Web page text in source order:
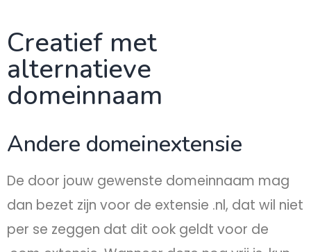
Creatief met
alternatieve
domeinnaam
Andere domeinextensie​
De door jouw gewenste domeinnaam mag
dan bezet zijn voor de extensie .nl, dat wil niet
per se zeggen dat dit ook geldt voor de